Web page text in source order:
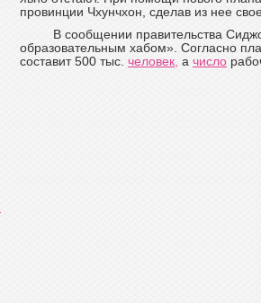
провинции Чхунчхон, сделав из нее
В сообщении правительства
образовательным хабом». Согласно
составит 500 тыс. человек, а число